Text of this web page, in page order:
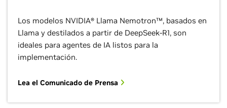
Los modelos NVIDIA® Llama Nemotron™, basados en
Llama y destilados a partir de DeepSeek-R1, son
ideales para agentes de IA listos para la
implementación.
Lea el Comunicado de Prensa